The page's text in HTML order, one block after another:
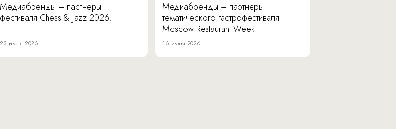
Медиабренды – партнеры
фестиваля Chess & Jazz 2026.
23 июля 2026
Медиабренды – партнеры
тематического гастрофестиваля
Moscow Restaurant Week.
16 июля 2026